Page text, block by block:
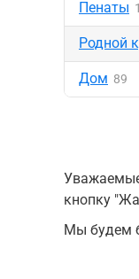
Пенаты
Родной
Дом 89
Уважаемые
кнопку
Мы будем